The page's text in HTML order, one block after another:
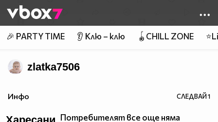
👾
🎉 PARTY TIME 👂 Клю – клю 🪀CHILL ZONE
zlatka7506
Инфо СЛЕДВАЙ1
Потребителят все още няма